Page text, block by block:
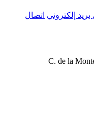
بريد إلكتروني اتصال
C. de la